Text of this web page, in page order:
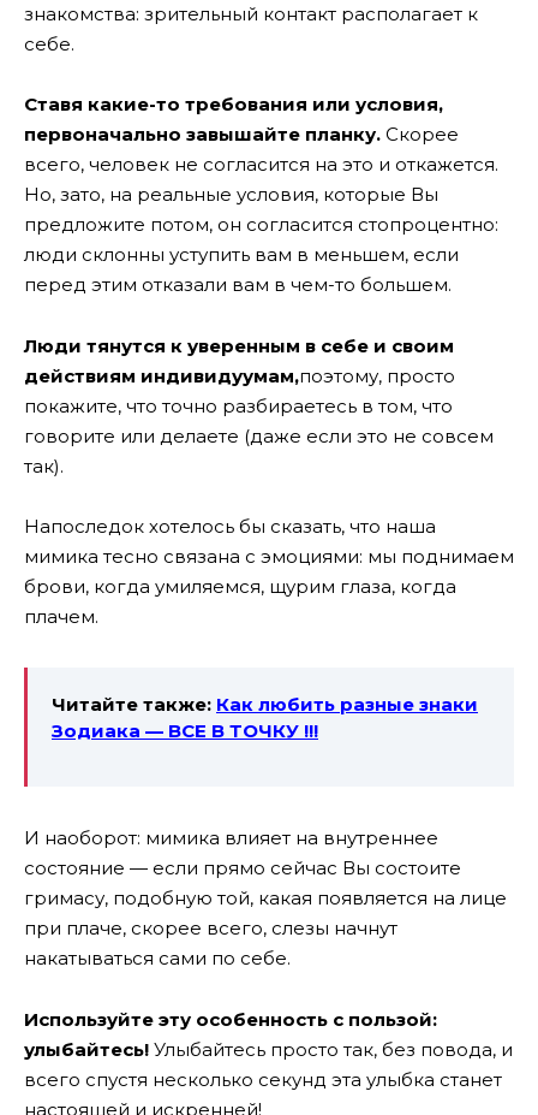
знакомства: зрительный контакт располагает к
себе.
Ставя какие-то требования или условия,
первоначально завышайте планку. Скорее
всего, человек не согласится на это и откажется.
Но, зато, на реальные условия, которые Вы
предложите потом, он согласится стопроцентно:
люди склонны уступить вам в меньшем, если
перед этим отказали вам в чем-то большем.
Люди тянутся к уверенным в себе и своим
действиям индивидуумам,поэтому, просто
покажите, что точно разбираетесь в том, что
говорите или делаете (даже если это не совсем
так).
Напоследок хотелось бы сказать, что наша
мимика тесно связана с эмоциями: мы поднимаем
брови, когда умиляемся, щурим глаза, когда
плачем.
Читайте также: Как любить разные знаки
Зодиака — ВСЕ В ТОЧКУ !!!
И наоборот: мимика влияет на внутреннее
состояние — если прямо сейчас Вы состоите
гримасу, подобную той, какая появляется на лице
при плаче, скорее всего, слезы начнут
накатываться сами по себе.
Используйте эту особенность с пользой:
улыбайтесь! Улыбайтесь просто так, без повода, и
всего спустя несколько секунд эта улыбка станет
настоящей и искренней!